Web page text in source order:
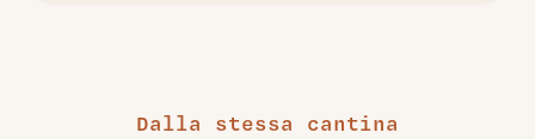
Dalla stessa cantina